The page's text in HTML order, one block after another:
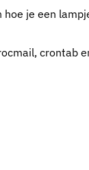
je een
crontab